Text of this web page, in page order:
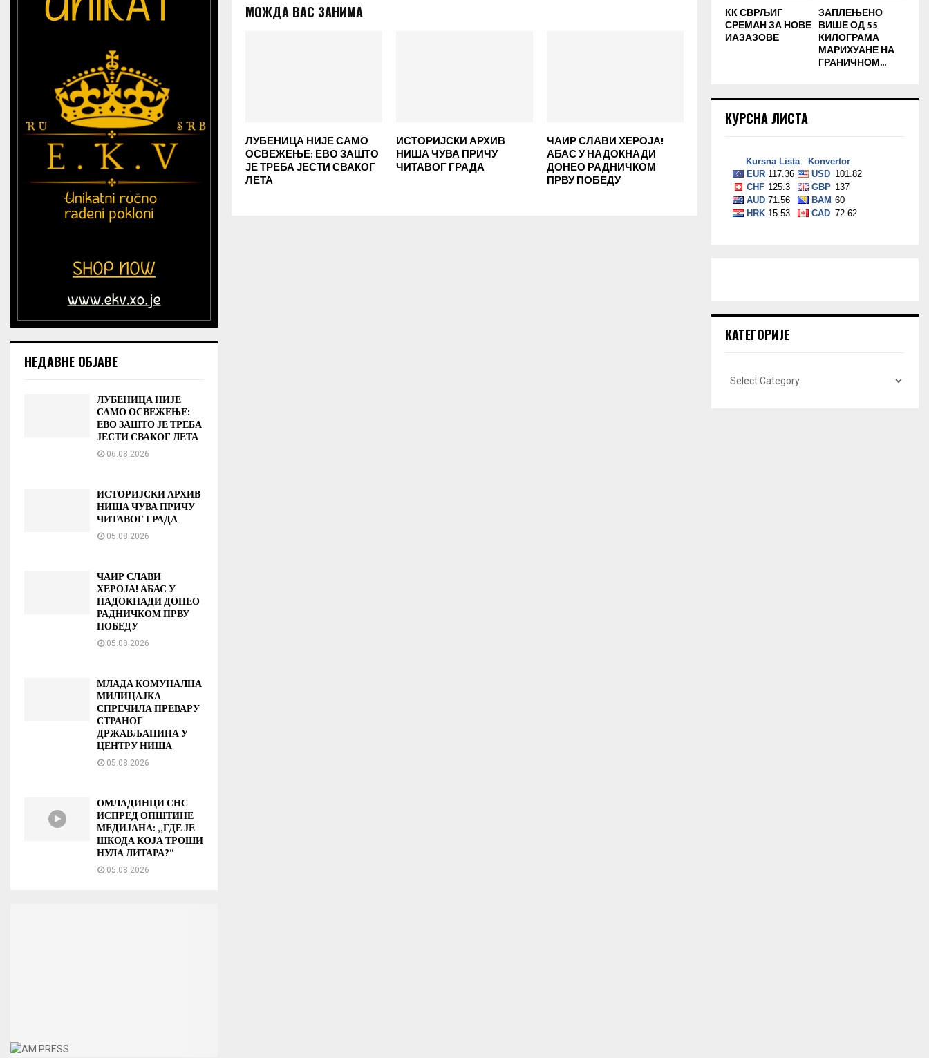
МОЖДА ВАС ЗАНИМА
ЛУБЕНИЦА НИЈЕ САМО
ОСВЕЖЕЊЕ: ЕВО ЗАШТО
ЈЕ ТРЕБА ЈЕСТИ СВАКОГ
ЛЕТА
ИСТОРИЈСКИ АРХИВ
НИША ЧУВА ПРИЧУ
ЧИТАВОГ ГРАДА
ЧАИР СЛАВИ ХЕРОЈА!
АБАС У НАДОКНАДИ
ДОНЕО РАДНИЧКОМ
ПРВУ ПОБЕДУ
НЕДАВНЕ ОБЈАВЕ
ЛУБЕНИЦА НИЈЕ
САМО ОСВЕЖЕЊЕ:
ЕВО ЗАШТО ЈЕ ТРЕБА
ЈЕСТИ СВАКОГ ЛЕТА
06.08.2026
ИСТОРИЈСКИ АРХИВ
НИША ЧУВА ПРИЧУ
ЧИТАВОГ ГРАДА
05.08.2026
ЧАИР СЛАВИ
ХЕРОЈА! АБАС У
НАДОКНАДИ ДОНЕО
РАДНИЧКОМ ПРВУ
ПОБЕДУ
05.08.2026
МЛАДА КОМУНАЛНА
МИЛИЦАЈКА
СПРЕЧИЛА ПРЕВАРУ
СТРАНОГ
ДРЖАВЉАНИНА У
ЦЕНТРУ НИША
05.08.2026
ОМЛАДИНЦИ СНС
ИСПРЕД ОПШТИНЕ
МЕДИЈАНА: „ГДЕ ЈЕ
ШКОДА КОЈА ТРОШИ
НУЛА ЛИТАРА?“
05.08.2026
КК СВРЉИГ
СРЕМАН ЗА НОВЕ
ИАЗАЗОВЕ
ЗАПЛЕЊЕНО
ВИШЕ ОД 55
КИЛОГРАМА
МАРИХУАНЕ НА
ГРАНИЧНОМ...
КУРСНА ЛИСТА
КАТЕГОРИЈЕ